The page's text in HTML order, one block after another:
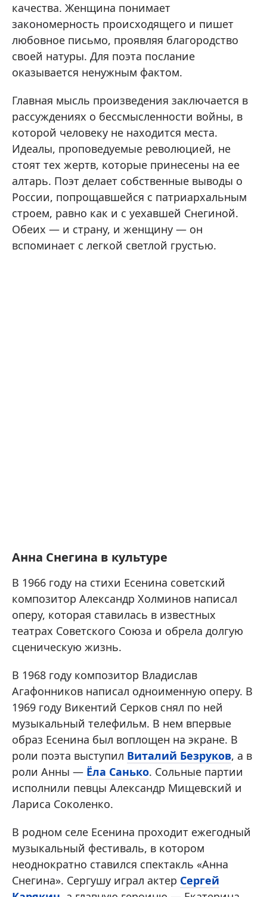
качества. Женщина понимает
закономерность происходящего и пишет
любовное письмо, проявляя благородство
своей натуры. Для поэта послание
оказывается ненужным фактом.
Главная мысль произведения заключается в
рассуждениях о бессмысленности войны, в
которой человеку не находится места.
Идеалы, проповедуемые революцией, не
стоят тех жертв, которые принесены на ее
алтарь. Поэт делает собственные выводы о
России, попрощавшейся с патриархальным
строем, равно как и с уехавшей Снегиной.
Обеих — и страну, и женщину — он
вспоминает с легкой светлой грустью.
Анна Снегина в культуре
В 1966 году на стихи Есенина советский
композитор Александр Холминов написал
оперу, которая ставилась в известных
театрах Советского Союза и обрела долгую
сценическую жизнь.
В 1968 году композитор Владислав
Агафонников написал одноименную оперу. В
1969 году Викентий Серков снял по ней
музыкальный телефильм. В нем впервые
образ Есенина был воплощен на экране. В
роли поэта выступил Виталий Безруков, а в
роли Анны — Ёла Санько. Сольные партии
исполнили певцы Александр Мищевский и
Лариса Соколенко.
В родном селе Есенина проходит ежегодный
музыкальный фестиваль, в котором
неоднократно ставился спектакль «Анна
Снегина». Сергушу играл актер Сергей